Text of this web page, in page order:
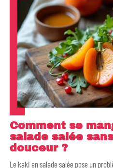
Comment se
salade salée
douceur ?
Le kaki en salade salée pose un